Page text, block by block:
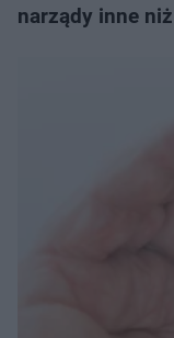
narządy inne